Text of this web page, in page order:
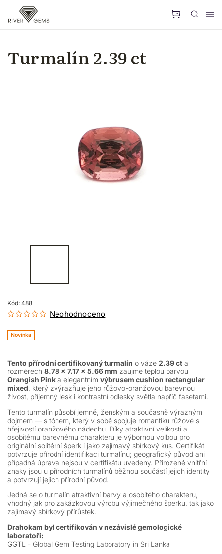
Turmalín 2.39 ct
Kód: 488
Novinka
Neohodnoceno
Tento přírodní certifikovaný turmalín o váze 2.39 ct a
rozměrech 8.78 × 7.17 × 5.66 mm zaujme teplou barvou
Orangish Pink a elegantním výbrusem cushion rectangular
mixed , který zvýrazňuje jeho růžovo-oranžovou barevnou
živost, příjemný lesk i kontrastní odlesky světla napříč fasetami.
Tento turmalín působí jemně, ženským a současně výrazným
dojmem — s tónem, který v sobě spojuje romantiku růžové s
hřejivostí oranžového nádechu. Díky atraktivní velikosti a
osobitému barevnému charakteru je výbornou volbou pro
originální solitérní šperk i jako zajímavý sbírkový kus. Certifikát
potvrzuje přírodní identifikaci turmalínu; geografický původ ani
případná úprava nejsou v certifikátu uvedeny. Přirozené vnitřní
znaky jsou u přírodních turmalínů běžnou součástí jejich identity
a potvrzují jejich přírodní původ.
Jedná se o turmalín atraktivní barvy a osobitého charakteru,
vhodný jak pro zakázkovou výrobu výjimečného šperku, tak jako
zajímavý sbírkový přírůstek.
Drahokam byl certifikován v nezávislé gemologické
laboratoři:
GGTL - Global Gem Testing Laboratory in Sri Lanka